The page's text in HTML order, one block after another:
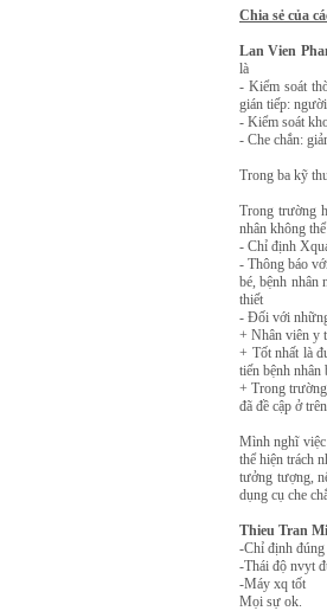
Chia sẻ của
Lan Vien
là
- Kiểm soát
gián tiếp:
- Kiểm soát
- Che chắn:
Trong ba kỹ
Trong trường
nhân không
- Chỉ định
- Thông báo
bé, bệnh nhân
thiết
- Đối với những
+ Nhân viên y
+ Tốt nhất là
tiến bệnh nhân
+ Trong
đã đề cập ở
Mình nghĩ
thể hiện trách
tưởng tượng,
dụng cụ che
Thieu Tran
-Chỉ định đúng
-Thái độ nvyt
-Máy xq tốt
Mọi sự ok.